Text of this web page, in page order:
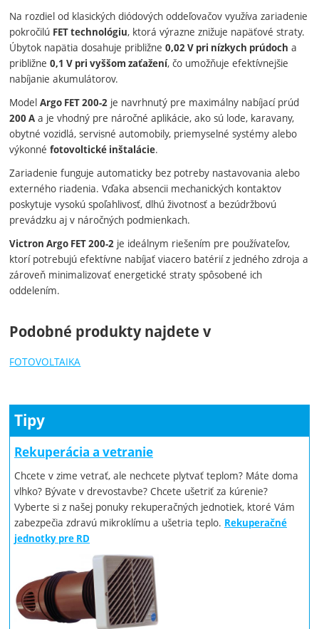
Na rozdiel od klasických diódových oddeľovačov využíva zariadenie
pokročilú FET technológiu, ktorá výrazne znižuje napäťové straty.
Úbytok napätia dosahuje približne0,02 V pri nízkych prúdoch a
približne0,1 V pri vyššom zaťažení, čo umožňuje efektívnejšie
nabíjanie akumulátorov.
ModelArgo FET 200-2 je navrhnutý pre maximálny nabíjací prúd
200 A a je vhodný pre náročné aplikácie, ako sú lode, karavany,
obytné vozidlá, servisné automobily, priemyselné systémy alebo
výkonnéfotovoltické inštalácie.
Zariadenie funguje automaticky bez potreby nastavovania alebo
externého riadenia. Vďaka absencii mechanických kontaktov
poskytuje vysokú spoľahlivosť, dlhú životnosť a bezúdržbovú
prevádzku aj v náročných podmienkach.
Victron Argo FET 200-2 je ideálnym riešením pre používateľov,
ktorí potrebujú efektívne nabíjať viacero batérií z jedného zdroja a
zároveň minimalizovať energetické straty spôsobené ich
oddelením.
Podobné produkty najdete v
FOTOVOLTAIKA
Tipy
Rekuperácia a vetranie
Chcete v zime vetrať, ale nechcete plytvať teplom? Máte doma
vlhko? Bývate v drevostavbe? Chcete ušetriť za kúrenie?
Vyberte si z našej ponuky rekuperačných jednotiek, ktoré Vám
zabezpečia zdravú mikroklímu a ušetria teplo. Rekuperačné
jednotky pre RD